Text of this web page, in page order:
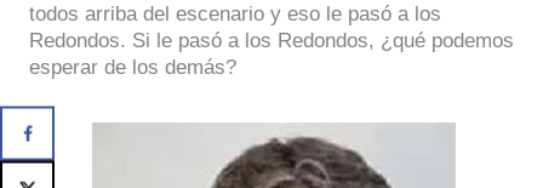
todos arriba del escenario y eso le pasó a los
Redondos. Si le pasó a los Redondos, ¿qué podemos
esperar de los demás?